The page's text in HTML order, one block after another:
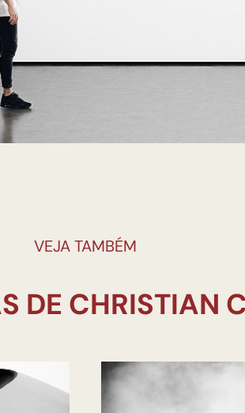
VEJA TAMBÉM